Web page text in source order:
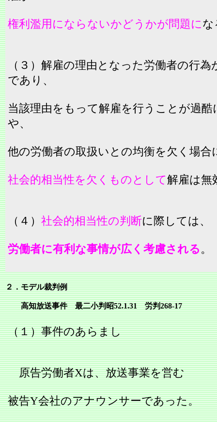
権利濫用にならないかどうかが問題にな
（３）解雇の理由となった労働者の行
であり、
当該理由をもって解雇を行うことが過酷
や、
他の労働者の取扱いとの均衡を欠く場合
社会的相当性を欠くものとして解雇は無
（４） 社会的相当性の判断に際しては、
労働者に有利な事情が広く考慮される。
２．モデル裁判例
高知放送事件 最二小判昭52.1.31 労判268‐17
（１）事件のあらまし
原告労働者Xは、放送事業を営む
被告Y会社のアナウンサーであった。